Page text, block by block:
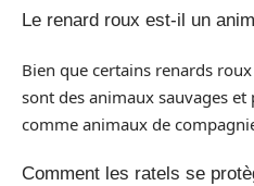
Le renard roux est-il un
Bien que certains renards
sont des animaux sauvages
comme animaux de
Comment les ratels se